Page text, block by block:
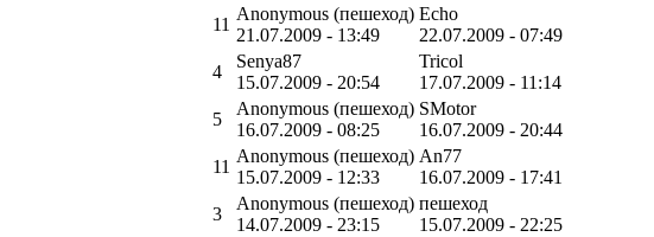
11
Anonymous (пешеход)
21.07.2009 - 13:49
Echo
22.07.2009 - 07:49
4
Senya87
15.07.2009 - 20:54
Tricol
17.07.2009 - 11:14
5
Anonymous (пешеход)
16.07.2009 - 08:25
SMotor
16.07.2009 - 20:44
11
Anonymous (пешеход)
15.07.2009 - 12:33
An77
16.07.2009 - 17:41
3
Anonymous (пешеход)
14.07.2009 - 23:15
пешеход
15.07.2009 - 22:25